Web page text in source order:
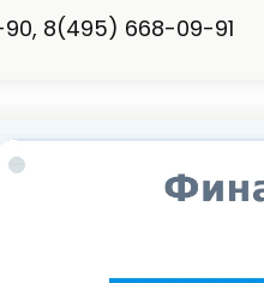
8(495) 668-09-91